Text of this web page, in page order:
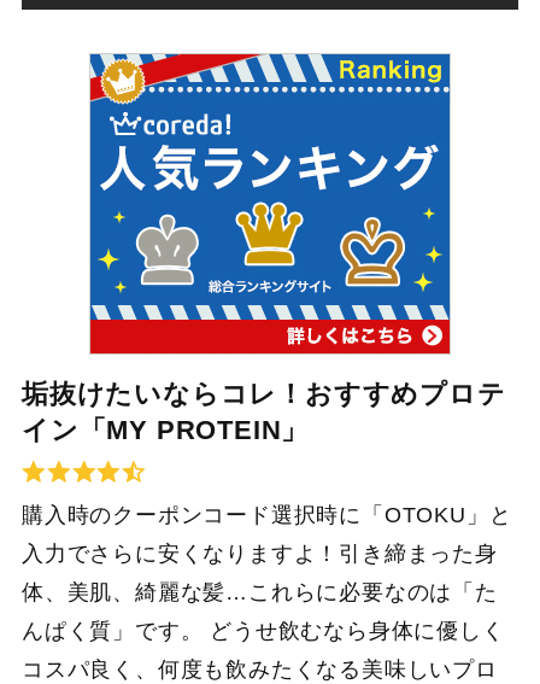
垢抜けたいならコレ！おすすめプロテ
イン「MY PROTEIN」
購入時のクーポンコード選択時に「OTOKU」と
入力でさらに安くなりますよ！引き締まった身
体、美肌、綺麗な髪…これらに必要なのは「た
んぱく質」です。 どうせ飲むなら身体に優しく
コスパ良く、何度も飲みたくなる美味しいプロ